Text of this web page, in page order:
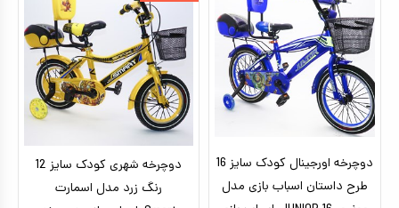
دوچرخه اورجینال کودک سایز 16
طرح داستان اسباب بازی مدل
دوچرخه شهری کودک سایز 12
رنگ زرد مدل اسمارت